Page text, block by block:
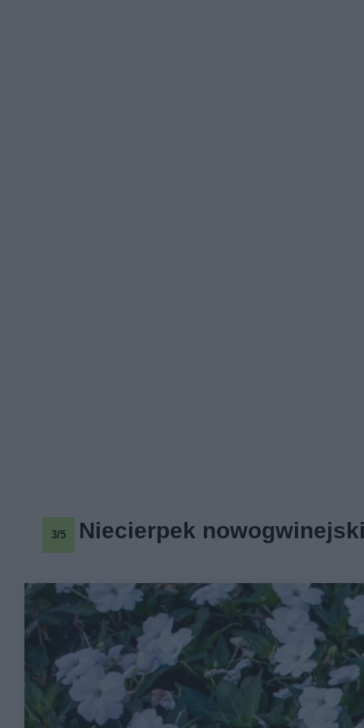
3/5 Niecierpek